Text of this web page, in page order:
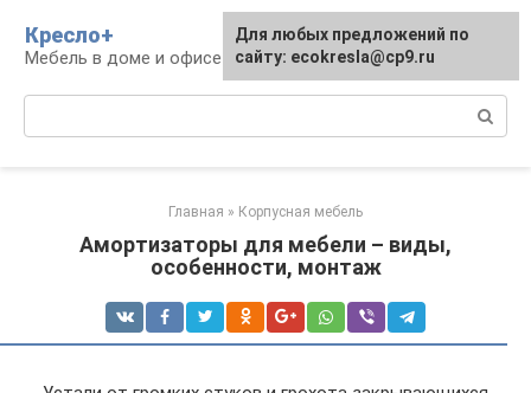
контенту
Кресло+
Мебель в доме и офисе
Главная » Корпусная мебель
Амортизаторы для мебели – виды,
особенности, монтаж
Для любых предложений по
сайту: ecokresla@cp9.ru